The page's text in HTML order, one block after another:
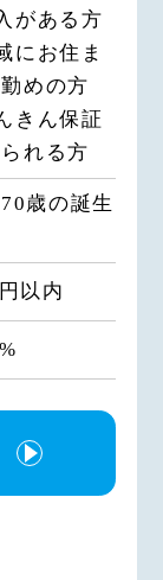
務、
庫が
れら
が
業務
ｻｰ
付の
がある方
にお住ま
めの方
きん保証
れる方
歳の誕生
以内